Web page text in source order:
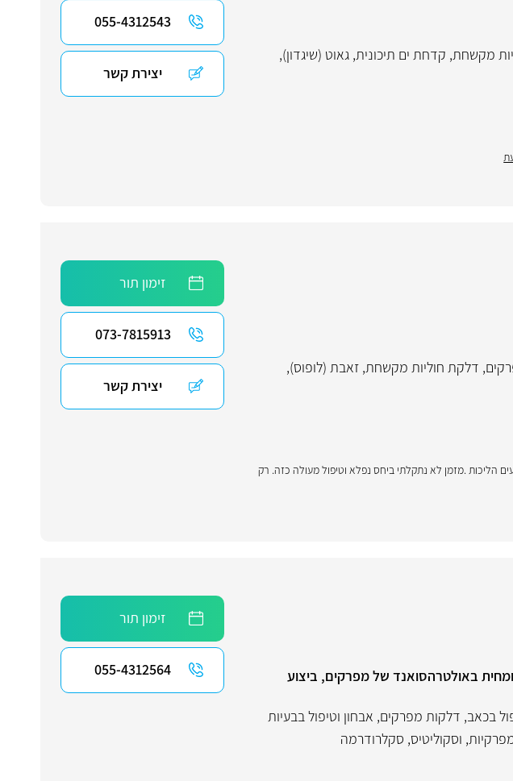
מקשחת, קדחת ים תיכונית, גאוט (שיגדון),
055-4312543
יצירת קשר
, דלקת חוליות מקשחת, זאבת (לופוס),
הליכות .מזמן לא נתקלתי ביחס נפלא וטיפול מעולה כזה. רק
זימון תור
073-7815913
יצירת קשר
באולטרהסואנד של מפרקים, ביצוע
בכאב, דלקות מפרקים, אבחון וטיפול בבעיות
, וסקוליטיס, סקלרודרמה
זימון תור
055-4312564